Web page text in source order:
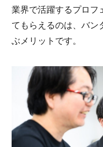
業界で活躍するプロフ
てもらえるのは、バン
ぶメリットです。